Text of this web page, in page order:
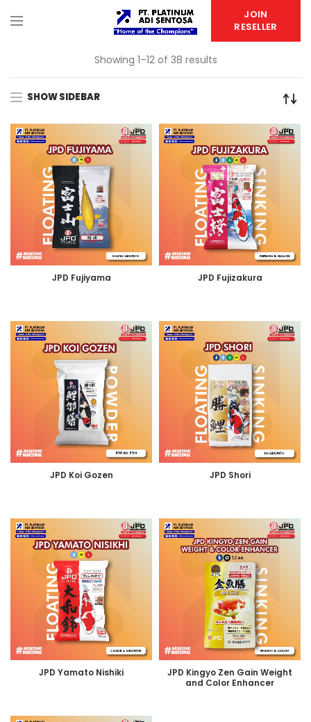
JOIN
RESELLER
Showing 1–12 of 38 results
SHOW SIDEBAR
JPD Fujiyama JPD Fujizakura
JPD Koi Gozen JPD Shori
JPD Yamato Nishiki
JPD Kingyo Zen Gain Weight
and Color Enhancer